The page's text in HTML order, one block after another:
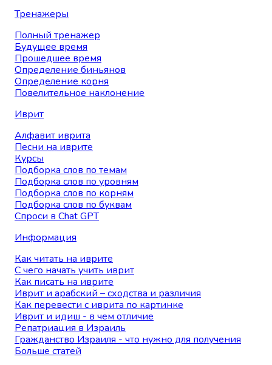
Тренажеры
Полный тренажер
Будущее время
Прошедшее время
Определение биньянов
Определение корня
Повелительное наклонение
Иврит
Алфавит иврита
Песни на иврите
Курсы
Подборка слов по темам
Подборка слов по уровням
Подборка слов по корням
Подборка слов по буквам
Спроси в Chat GPT
Информация
Как читать на иврите
С чего начать учить иврит
Как писать на иврите
Иврит и арабский – сходства и различия
Как перевести с иврита по картинке
Иврит и идиш - в чем отличие
Репатриация в Израиль
Гражданство Израиля - что нужно для получения
Больше статей